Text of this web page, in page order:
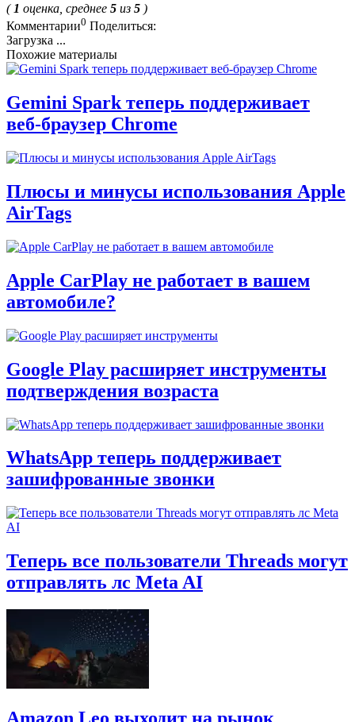
( 1 оценка, среднее 5 из 5 )
Комментарии0 Поделиться:
Загрузка ...
Похожие материалы
Gemini Spark теперь поддерживает
веб-браузер Chrome
Плюсы и минусы использования Apple
AirTags
Apple CarPlay не работает в вашем
автомобиле?
Google Play расширяет инструменты
подтверждения возраста
WhatsApp теперь поддерживает
зашифрованные звонки
Теперь все пользователи Threads могут
отправлять лс Meta AI